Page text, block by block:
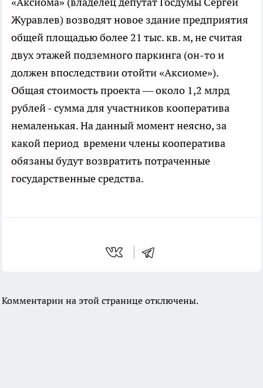
Журавлев) возводят новое здание предприятия
общей площадью более 21 тыс. кв. м, не считая
двух этажей подземного паркинга (он-то и
должен впоследствии отойти «Аксиоме»).
Общая стоимость проекта — около 1,2 млрд
рублей - сумма для участников кооператива
немаленькая. На данный момент неясно, за
какой период времени члены кооператива
обязаны будут возвратить потраченные
государственные средства.
Комментарии на этой странице отключены.